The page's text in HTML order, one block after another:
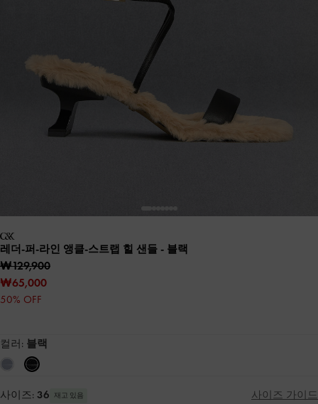
레더-퍼-라인 앵클-스트랩 힐 샌들 - 블랙
₩129,900
₩65,000
50% OFF
컬러: 블랙
사이즈: 36 재고 있음 사이즈 가이드